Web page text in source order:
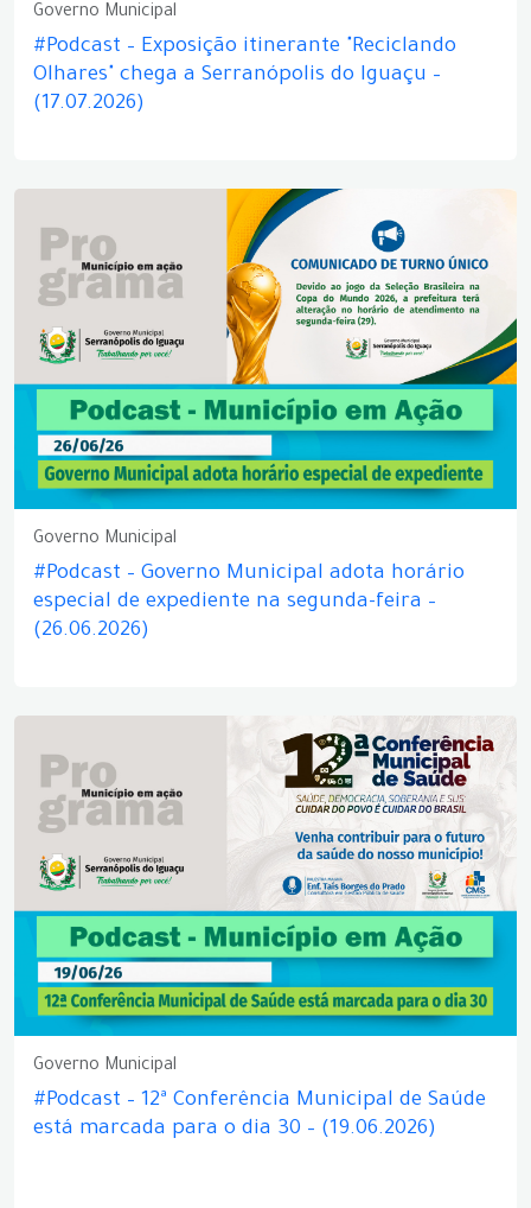
Governo Municipal
#Podcast – Exposição itinerante "Reciclando
Olhares" chega a Serranópolis do Iguaçu –
(17.07.2026)
Governo Municipal
#Podcast – Governo Municipal adota horário
especial de expediente na segunda-feira –
(26.06.2026)
Governo Municipal
#Podcast – 12ª Conferência Municipal de Saúde
está marcada para o dia 30 – (19.06.2026)